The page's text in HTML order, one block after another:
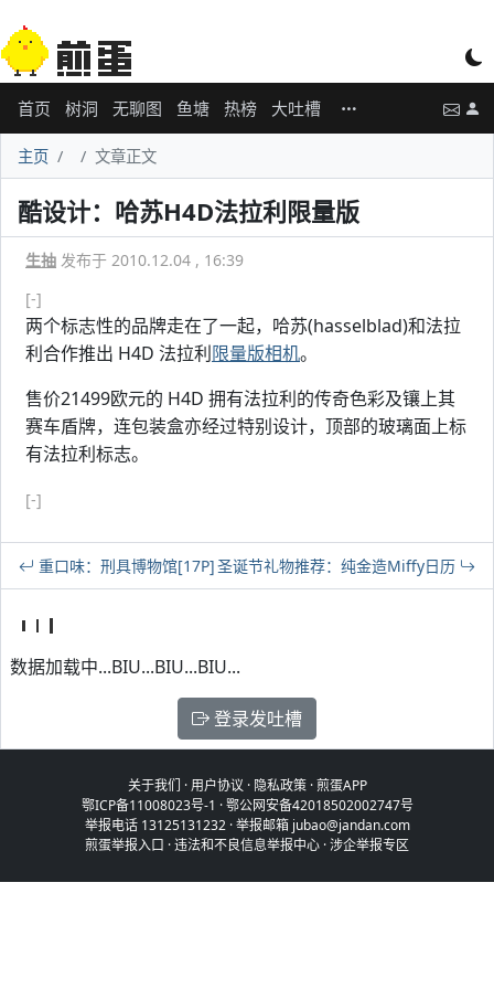
首页 树洞 无聊图 鱼塘 热榜 大吐槽
主页 文章正文
酷设计：哈苏H4D法拉利限量版
生抽 发布于 2010.12.04 , 16:39
[-]
两个标志性的品牌走在了一起，哈苏(hasselblad)和法拉
利合作推出 H4D 法拉利限量版相机。
售价21499欧元的 H4D 拥有法拉利的传奇色彩及镶上其
赛车盾牌，连包装盒亦经过特别设计，顶部的玻璃面上标
有法拉利标志。
[-]
重口味：刑具博物馆[17P]圣诞节礼物推荐：纯金造Miffy日历
数据加载中...BIU...BIU...BIU...
登录发吐槽
关于我们 ·用户协议 · 隐私政策·煎蛋APP
鄂ICP备11008023号-1 ·鄂公网安备42018502002747号
举报电话 13125131232 · 举报邮箱 jubao@jandan.com
煎蛋举报入口 ·违法和不良信息举报中心 ·涉企举报专区